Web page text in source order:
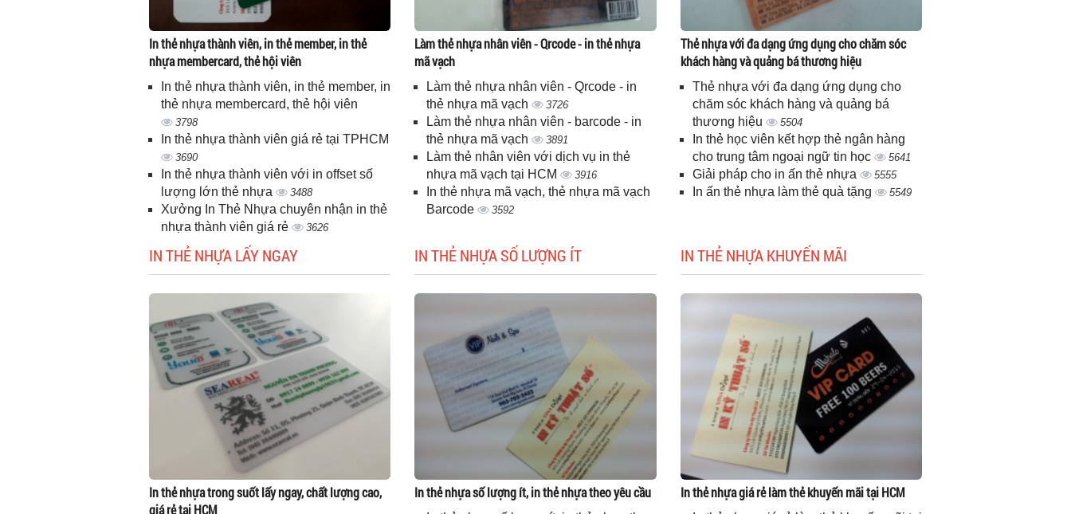
In thẻ nhựa thành viên, in thẻ member, in thẻ
nhựa membercard, thẻ hội viên
In thẻ nhựa thành viên, in thẻ member, in
thẻ nhựa membercard, thẻ hội viên
3798
In thẻ nhựa thành viên giá rẻ tại TPHCM
3690
In thẻ nhựa thành viên với in offset số
lượng lớn thẻ nhựa
3488
Xưởng In Thẻ Nhựa chuyên nhận in thẻ
nhựa thành viên giá rẻ
3626
Làm thẻ nhựa nhân viên - Qrcode - in thẻ nhựa
mã vạch
Làm thẻ nhựa nhân viên - Qrcode - in
thẻ nhựa mã vạch
3726
Làm thẻ nhựa nhân viên - barcode - in
thẻ nhựa mã vạch
3891
Làm thẻ nhân viên với dịch vụ in thẻ
nhựa mã vạch tại HCM
3916
In thẻ nhựa mã vạch, thẻ nhựa mã vạch
Barcode
3592
Thẻ nhựa với đa dạng ứng dụng cho chăm sóc
khách hàng và quảng bá thương hiệu
Thẻ nhựa với đa dạng ứng dụng cho
chăm sóc khách hàng và quảng bá
thương hiệu
5504
In thẻ học viên kết hợp thẻ ngân hàng
cho trung tâm ngoại ngữ tin học
5641
Giải pháp cho in ấn thẻ nhựa 5555
In ấn thẻ nhựa làm thẻ quà tặng 5549
IN THẺ NHỰA LẤY NGAY
In thẻ nhựa trong suốt lấy ngay, chất lượng cao,
giá rẻ tại HCM
IN THẺ NHỰA SỐ LƯỢNG ÍT
In thẻ nhựa số lượng ít, in thẻ nhựa theo yêu cầu
IN THẺ NHỰA KHUYẾN MÃI
In thẻ nhựa giá rẻ làm thẻ khuyến mãi tại HCM